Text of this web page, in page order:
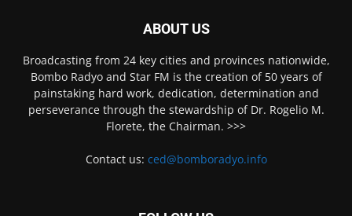
ABOUT US
Broadcasting from 24 key cities and provinces nationwide,
Bombo Radyo and Star FM is the creation of 50 years of
painstaking hard work, dedication, determination and
perseverance through the stewardship of Dr. Rogelio M.
Florete, the Chairman. >>>
Contact us: ced@bomboradyo.info